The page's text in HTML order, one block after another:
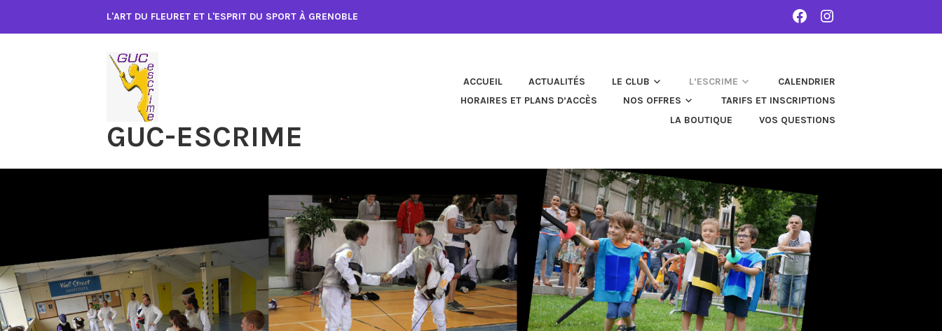
L'ART DU FLEURET ET L'ESPRIT DU SPORT À GRENOBLE FACEBOOKINSTAGRAM
GUC-ESCRIME
ACCUEIL ACTUALITÉS LE CLUB L’ESCRIME
CALENDRIER
HORAIRES ET PLANS D’ACCÈS
NOS OFFRES
TARIFS ET INSCRIPTIONS
LA BOUTIQUE
VOS QUESTIONS